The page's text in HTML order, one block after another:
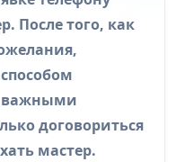
После того, как
важными
договориться
мастер.